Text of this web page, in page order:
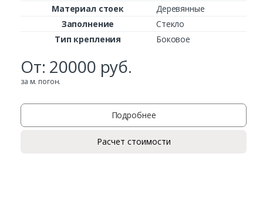
Материал стоек
Деревянные
Заполнение
Стекло
Тип крепления
Боковое
От: 20000 руб.
за м. погон.
Подробнее
Расчет стоимости